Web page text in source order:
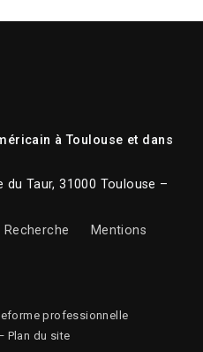
à Toulouse et dans
du Taur, 31000 Toulouse –
Recherche
Mentions
professionnelle
Plan du site